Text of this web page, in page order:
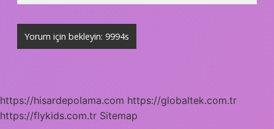
https://hisardepolama.com https://globaltek.com.tr
https://flykids.com.tr Sitemap